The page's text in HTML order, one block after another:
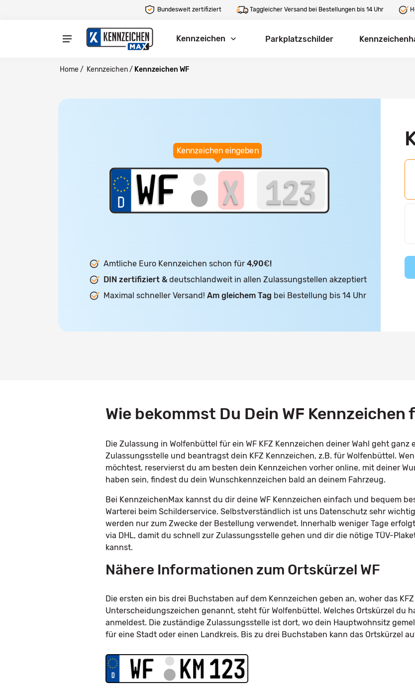
Bundesweit zertifiziert Taggleicher Versand bei Bestellungen bis 14 Uhr
Kennzeichen Parkplatzschilder
Home/ Kennzeichen/ Kennzeichen WF
Kennzeichen eingeben
Amtliche Euro Kennzeichen schon für 4,90€!
DIN zertifiziert & deutschlandweit in allen Zulassungstellen akzeptiert
Maximal schneller Versand! Am gleichem Tag bei Bestellung bis 14 Uhr
Wie bekommst Du Dein WF
Die Zulassung in Wolfenbüttel für ein WF KFZ Kennzeichen deiner Wahl geht
Zulassungsstelle und beantragst dein KFZ Kennzeichen, z.B. für Wolfenbüttel.
möchtest, reservierst du am besten dein Kennzeichen vorher online, mit deiner
haben sein, findest du dein Wunschkennzeichen bald an deinem Fahrzeug.
Bei KennzeichenMax kannst du dir deine WF Kennzeichen einfach und bequem
Warterei beim Schilderservice. Selbstverständlich ist uns Datenschutz sehr
werden nur zum Zwecke der Bestellung verwendet. Innerhalb weniger Tage
via DHL, damit du schnell zur Zulassungsstelle gehen und dir die nötige TÜV-
kannst.
Nähere Informationen zum Ortskürzel WF
Die ersten ein bis drei Buchstaben auf dem Kennzeichen geben an, woher das
Unterscheidungszeichen genannt, steht für Wolfenbüttel. Welches Ortskürzel du
anmeldest. Die zuständige Zulassungsstelle ist dort, wo dein Hauptwohnsitz
für eine Stadt oder einen Landkreis. Bis zu drei Buchstaben kann das Ortskürzel